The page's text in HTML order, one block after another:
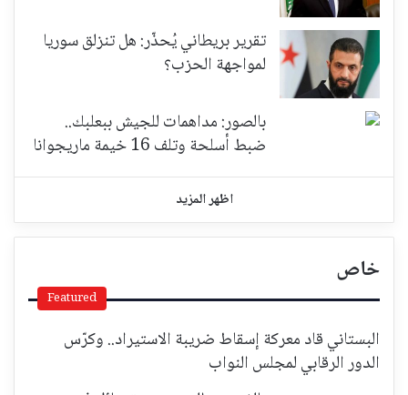
تقرير بريطاني يُحذّر: هل تنزلق سوريا
لمواجهة الحزب؟
بالصور: مداهمات للجيش ببعلبك..
ضبط أسلحة وتلف 16 خيمة ماريجوانا
اظهر المزيد
خاص
Featured
البستاني قاد معركة إسقاط ضريبة الاستيراد.. وكرّس
الدور الرقابي لمجلس النواب